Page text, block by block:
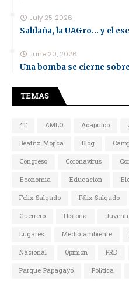
July 25, 2026
Saldaña, la UAGro... y el
June 20, 2026
Una bomba se cierne
TEMAS
4T AMLO Acapulco
Beatriz Mojica
Blog
Congreso
Coronavirus
Economia
Educacion
Felix Salgado
Félix Salgado
Guerrero
Historia
Lugares
Medio ambiente
Nacional
Opinion PRD
Parque Papagayo
Política